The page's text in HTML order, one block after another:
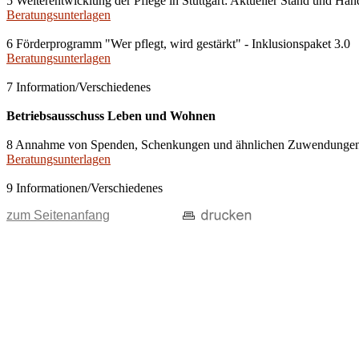
Beratungsunterlagen
6 Förderprogramm "Wer pflegt, wird gestärkt" - Inklusionspaket 3.0
Beratungsunterlagen
7 Information/Verschiedenes
Betriebsausschuss Leben und Wohnen
8 Annahme von Spenden, Schenkungen und ähnlichen
Beratungsunterlagen
9 Informationen/Verschiedenes
zum Seitenanfang